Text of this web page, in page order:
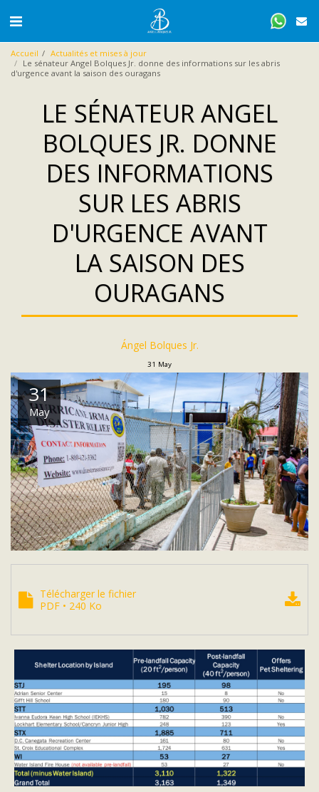
Accueil
Actualités et mises à jour
Le sénateur Angel Bolques Jr. donne des informations sur les abris
d'urgence avant la saison des ouragans
LE SÉNATEUR ANGEL
BOLQUES JR. DONNE
DES INFORMATIONS
SUR LES ABRIS
D'URGENCE AVANT
LA SAISON DES
OURAGANS
Ángel Bolques Jr.
31 May
31
May
Télécharger le fichier
PDF • 240 Ko